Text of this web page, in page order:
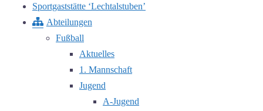
Sportgaststätte ‘Lechtalstuben’
Abteilungen
Fußball
Aktuelles
1. Mannschaft
Jugend
A-Jugend